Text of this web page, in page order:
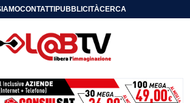
CONTATTIPUBBLICITÀCERCA